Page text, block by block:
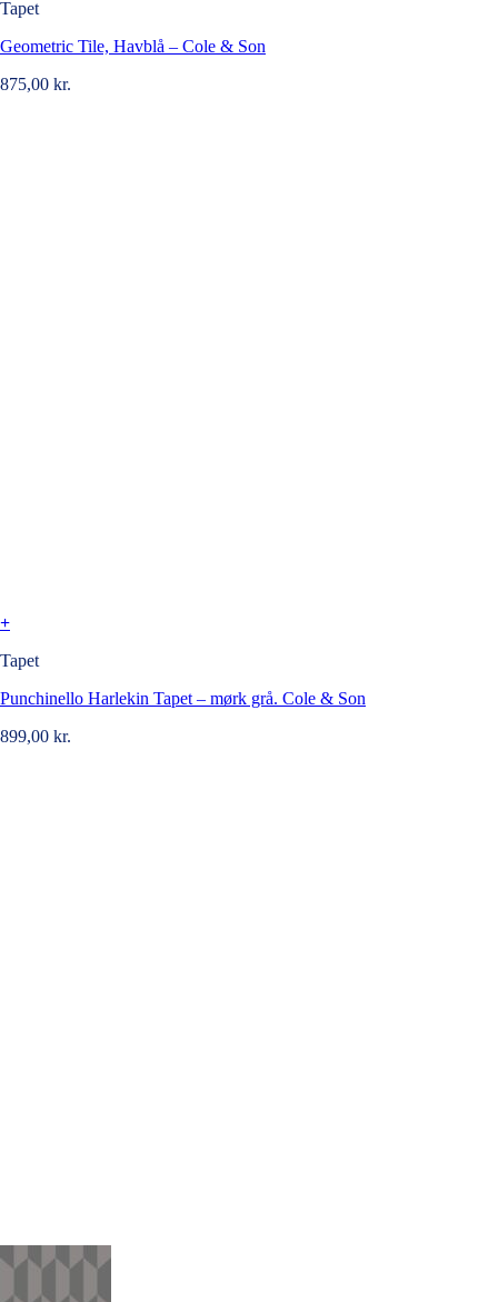
Tapet
Geometric Tile, Havblå – Cole & Son
875,00 kr.
+
Tapet
Punchinello Harlekin Tapet – mørk grå. Cole & Son
899,00 kr.